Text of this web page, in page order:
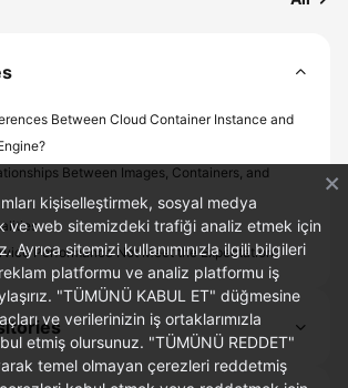
Between Cloud Container Instance and
Between Images, Containers, and
Performance Not Meet the Expectation?
kişiselleştirmek, sosyal medya
ve web sitemizdeki trafiği analiz etmek için
Ayrıca sitemizi kullanımınızla ilgili bilgileri
platformu ve analiz platformu iş
"TÜMÜNÜ KABUL ET" düğmesine
ve verilerinizin iş ortaklarımızla
etmiş olursunuz. "TÜMÜNÜ REDDET"
temel olmayan çerezleri reddetmiş